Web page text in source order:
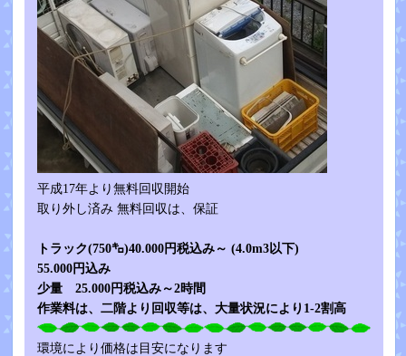
平成17年より無料回収開始
取り外し済み 無料回収は、保証
トラック(750㌔)40.000円税込み～ (4.0m3以下)
55.000円込み
少量 25.000円税込み～2時間
作業料は、二階より回収等は、大量状況により1-2割高
環境により価格は目安になります